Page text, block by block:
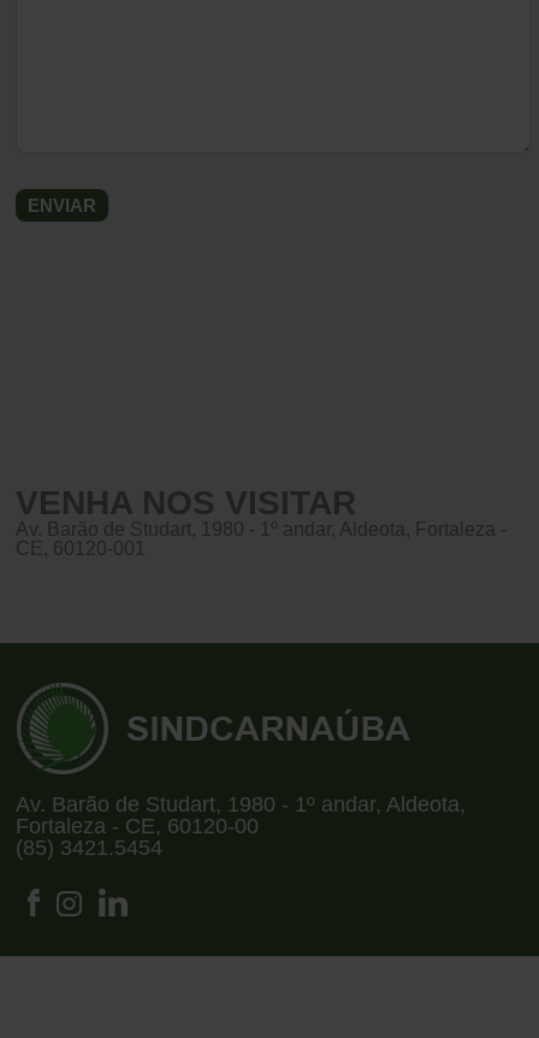
VENHA NOS VISITAR
Av. Barão de Studart, 1980 - 1º andar, Aldeota, Fortaleza -
CE, 60120-001
Av. Barão de Studart, 1980 - 1º andar, Aldeota,
Fortaleza - CE, 60120-00
(85) 3421.5454